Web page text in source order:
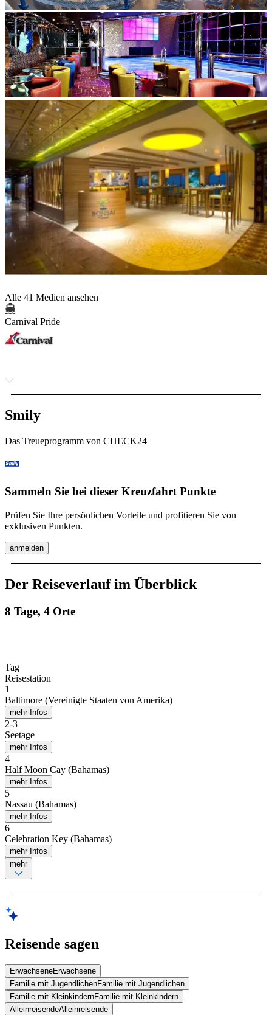
Alle 41 Medien ansehen
Carnival Pride
Smily
Das Treueprogramm von CHECK24
Sammeln Sie bei dieser Kreuzfahrt Punkte
Prüfen Sie Ihre persönlichen Vorteile und profitieren Sie von
exklusiven Punkten.
anmelden
Der Reiseverlauf im Überblick
8 Tage, 4 Orte
Tag
Reisestation
1
Baltimore (Vereinigte Staaten von Amerika)
mehr Infos
2-3
Seetage
mehr Infos
4
Half Moon Cay (Bahamas)
mehr Infos
5
Nassau (Bahamas)
mehr Infos
6
Celebration Key (Bahamas)
mehr Infos
mehr
Reisende sagen
ErwachseneErwachsene
Familie mit JugendlichenFamilie mit Jugendlichen
Familie mit KleinkindernFamilie mit Kleinkindern
AlleinreisendeAlleinreisende